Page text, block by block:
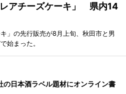
アチーズケーキ」 県内14
」の先行販売が8月上旬、秋田市と男
始まった。
の日本酒ラベル題材にオンライン書